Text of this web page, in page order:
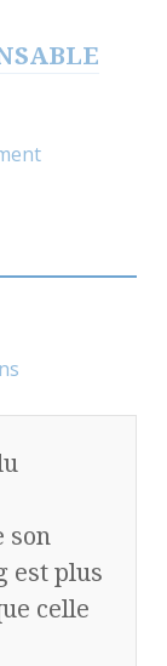
son
est plus
celle